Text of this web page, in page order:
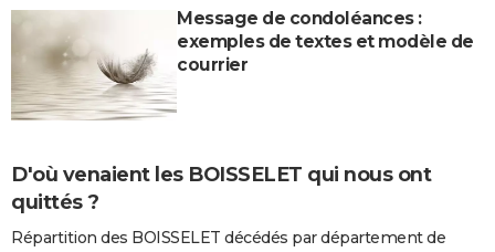
Message de condoléances :
exemples de textes et modèle de
courrier
D'où venaient les BOISSELET qui nous ont
quittés ?
Répartition des BOISSELET décédés par département de